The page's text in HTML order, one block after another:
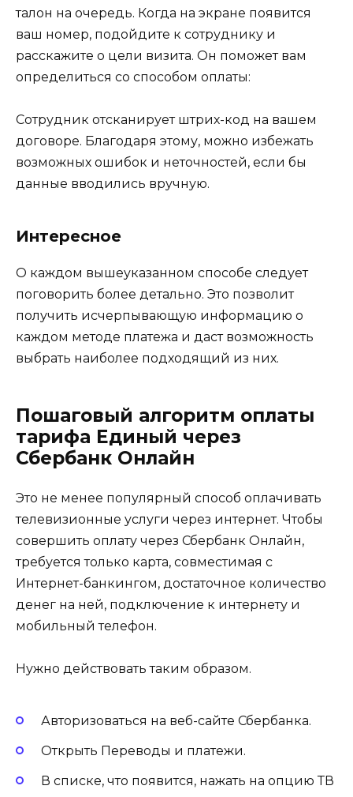
талон на очередь. Когда на экране появится
ваш номер, подойдите к сотруднику и
расскажите о цели визита. Он поможет вам
определиться со способом оплаты:
Сотрудник отсканирует штрих-код на вашем
договоре. Благодаря этому, можно избежать
возможных ошибок и неточностей, если бы
данные вводились вручную.
Интересное
О каждом вышеуказанном способе следует
поговорить более детально. Это позволит
получить исчерпывающую информацию о
каждом методе платежа и даст возможность
выбрать наиболее подходящий из них.
Пошаговый алгоритм оплаты
тарифа Единый через
Сбербанк Онлайн
Это не менее популярный способ оплачивать
телевизионные услуги через интернет. Чтобы
совершить оплату через Сбербанк Онлайн,
требуется только карта, совместимая с
Интернет-банкингом, достаточное количество
денег на ней, подключение к интернету и
мобильный телефон.
Нужно действовать таким образом.
Авторизоваться на веб-сайте Сбербанка.
Открыть Переводы и платежи.
В списке, что появится, нажать на опцию ТВ